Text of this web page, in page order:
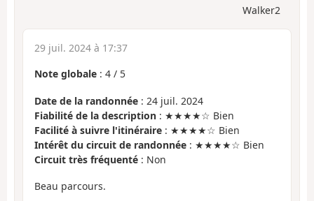
Walker2
29 juil. 2024 à 17:37
Note globale : 4 / 5
Date de la randonnée : 24 juil. 2024
Fiabilité de la description : ★★★★☆ Bien
Facilité à suivre l'itinéraire : ★★★★☆ Bien
Intérêt du circuit de randonnée : ★★★★☆ Bien
Circuit très fréquenté : Non
Beau parcours.